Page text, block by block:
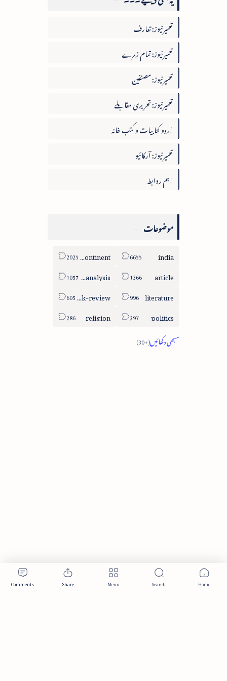
تعمیرنیوز: تعارف
تعمیرنیوز: تمام زمرے
تعمیرنیوز: مصنفین
تعمیرنیوز: تحریری مقابلے
اردو کتابیات و کتب خانہ
تعمیرنیوز: آرکائیو
اہم روابط
موضوعات
india
sub-continent
article
column-analysis
literature
book-review
politics
religion